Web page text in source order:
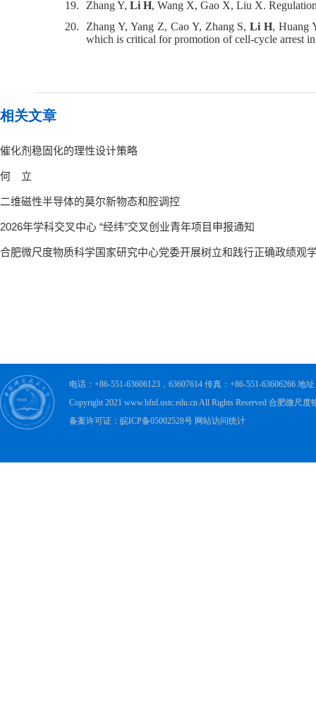
19. Zhang Y, Li H, Wang X, Gao X, Liu X.
20.
Zhang Y, Yang Z, Cao Y, Zhang S,Li H, Huang
which is critical for promotion of cell-cycle arrest
相关文章
电话：+86-551-63606123，63607614 传真：+86-551-63606266 地
Copyright 2021 www.hfnl.ustc.edu.cn All Rights Reserved 合肥微尺
备案许可证：皖ICP备05002528号 网站访问统计